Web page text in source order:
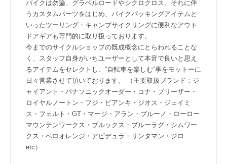
バイクは勿論、グラベルロードやシクロクロス、それに伴
うカスタムパーツをはじめ、バイクパッキングアイテムと
いったツーリング・キャンプサイクリングに便利なアウト
ドアギアも専門的に取り扱っております。
今までのサイクルショップの既成概念にとらわれることな
く、スタッフ自身がいちユーザーとして本音で良いと思え
るアイテムをセレクトし、”自転車を楽しむ”事をモットーに
日々営業させて頂いております。 （主要取扱ブランド：ジ
ャイアント・パナソニックオーダー・コナ・ブリーザー・
ロイヤルノートン・フジ・ビアンキ・ジオス・ジェイミ
ス・フェルト・GT・マージ・アラン・ブルーノ・ローロー
マウンテンワークス・ブルックス・ブルーラグ・シムワー
クス・ベロオレンジ・アピデュラ・リンタマン・ジロ
etc）